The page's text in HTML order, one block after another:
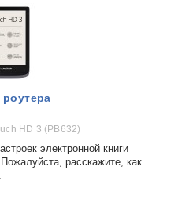
HD 3 (PB632)
электронной книги
расскажите, как